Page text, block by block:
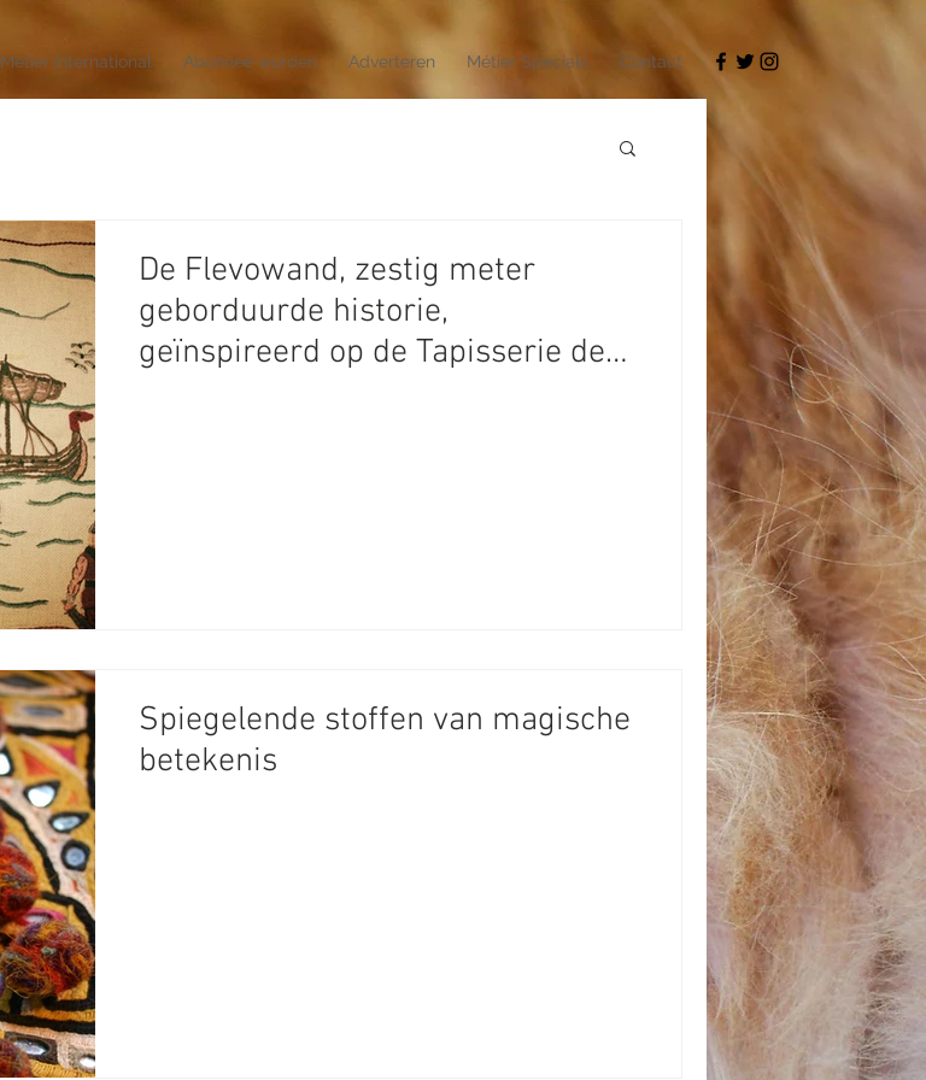
Métier International Abonnee worden Adverteren Métier Specials Contact
De Flevowand, zestig meter
geborduurde historie,
geïnspireerd op de Tapisserie de
Spiegelende stoffen van magische
betekenis